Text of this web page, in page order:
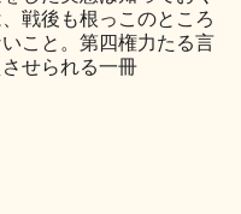
戦後も根っこのところ
こと。第四権力たる言
せられる一冊